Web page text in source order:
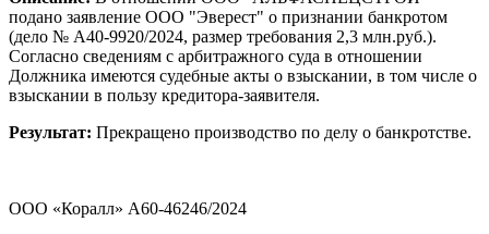
подано заявление ООО "Эверест" о признании банкротом
(дело № А40-9920/2024, размер требования 2,3 млн.руб.).
Согласно сведениям с арбитражного суда в отношении
Должника имеются судебные акты о взыскании, в том числе о
взыскании в пользу кредитора-заявителя.
Результат: Прекращено производство по делу о банкротстве.
ООО «Коралл» А60-46246/2024